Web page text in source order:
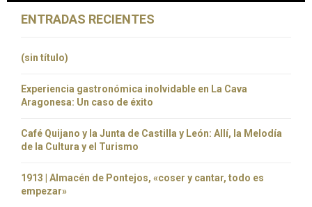
ENTRADAS RECIENTES
(sin título)
Experiencia gastronómica inolvidable en La Cava
Aragonesa: Un caso de éxito
Café Quijano y la Junta de Castilla y León: Allí, la Melodía
de la Cultura y el Turismo
1913 | Almacén de Pontejos, «coser y cantar, todo es
empezar»